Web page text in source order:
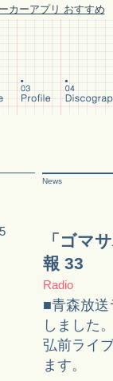
カーアプリ おすすめ
News
「ゴマ
報 33
Radio
■青森放
しました
弘前ライ
ます。